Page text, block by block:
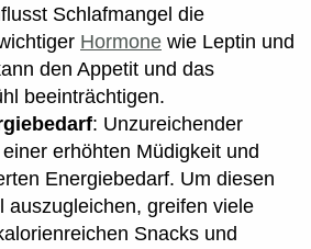
Schlafmangel die
Hormone wie Leptin und
den Appetit und das
beeinträchtigen.
: Unzureichender
erhöhten Müdigkeit und
Energiebedarf. Um diesen
auszugleichen, greifen viele
Snacks und